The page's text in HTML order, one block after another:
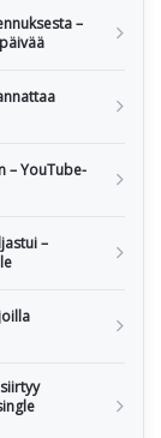
–
– YouTube-
–